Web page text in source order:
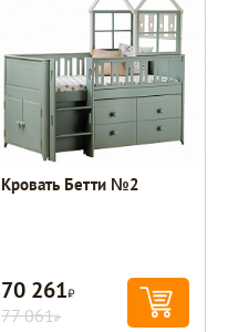
Кровать Бетти №2
70 261Р
77 061Р